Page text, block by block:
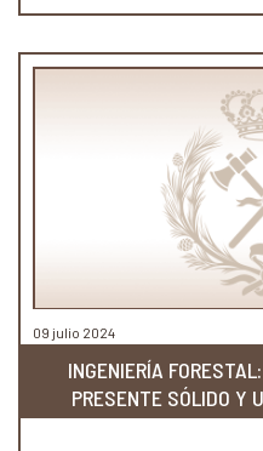
09 julio 2024
INGENIERÍA
PRESENTE SÓLIDO Y